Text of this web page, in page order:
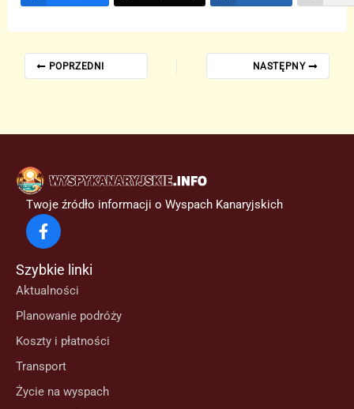
POPRZEDNI NASTĘPNY
Twoje źródło informacji o Wyspach Kanaryjskich
Szybkie linki
Aktualności
Planowanie podróży
Koszty i płatności
Transport
Życie na wyspach